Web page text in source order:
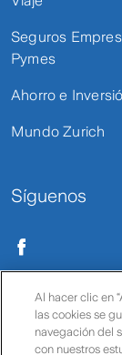
Seguros
Pymes
Ahorro e
Mundo Zurich
Síguenos
Condiciones de
Al hacer clic en
las cookies se
navegación del
con nuestros